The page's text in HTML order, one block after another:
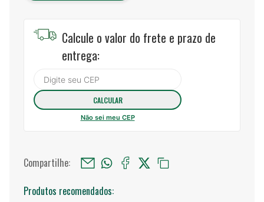
Calcule o valor do frete e prazo de
entrega:
Não sei meu CEP
Compartilhe:
Produtos recomendados: